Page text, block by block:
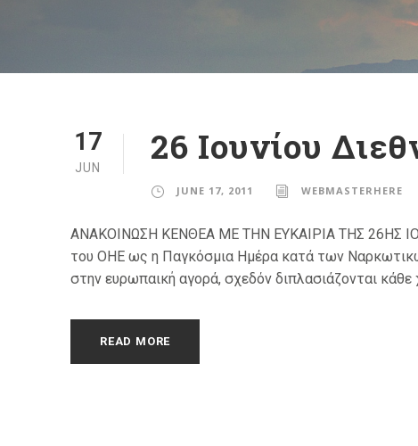
17
JUN 26 Ιουνίου
JUNE 17, 2011 WEBMASTERHERE
ΑΝΑΚΟΙΝΩΣΗ ΚΕΝΘΕΑ ΜΕ ΤΗΝ ΕΥΚΑΙΡΙΑ ΤΗΣ 26ΗΣ
του ΟΗΕ ως η Παγκόσμια Ημέρα κατά των
στην ευρωπαική αγορά, σχεδόν διπλασιάζονται κάθε
READ MORE